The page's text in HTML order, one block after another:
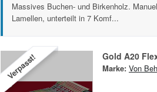
Massives Buchen- und Birkenholz.
Lamellen, unterteilt in 7 Komf...
Verpasst! Gold A20
Marke: Von